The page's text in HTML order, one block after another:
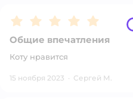
Рейтинг:5
Общие впечатления
Коту нравится
15 ноября 2023 · Сергей М.